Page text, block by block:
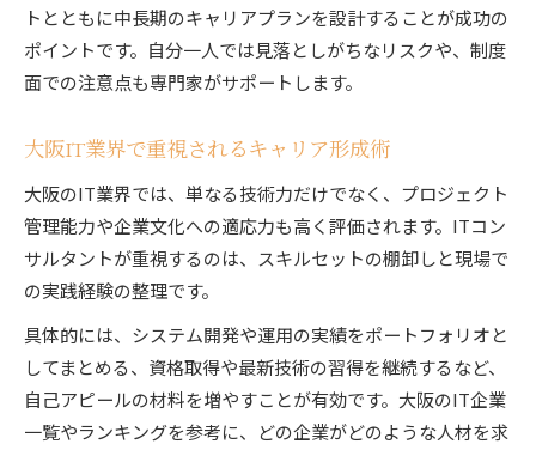
トとともに中長期のキャリアプランを設計することが成功の
ポイントです。自分一人では見落としがちなリスクや、制度
面での注意点も専門家がサポートします。
大阪IT業界で重視されるキャリア形成術
大阪のIT業界では、単なる技術力だけでなく、プロジェクト
管理能力や企業文化への適応力も高く評価されます。ITコン
サルタントが重視するのは、スキルセットの棚卸しと現場で
の実践経験の整理です。
具体的には、システム開発や運用の実績をポートフォリオと
してまとめる、資格取得や最新技術の習得を継続するなど、
自己アピールの材料を増やすことが有効です。大阪のIT企業
一覧やランキングを参考に、どの企業がどのような人材を求